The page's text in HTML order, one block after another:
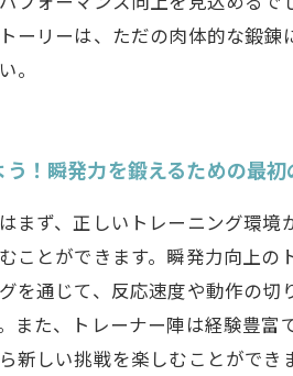
ーリーは、ただの肉体的な鍛
。
！瞬発力を鍛えるための最初
まず、正しいトレーニング環
ことができます。瞬発力向上
を通じて、反応速度や動作の
また、トレーナー陣は経験豊
新しい挑戦を楽しむことがで